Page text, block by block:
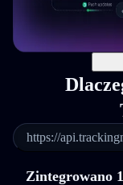
https://
Zintegrowano